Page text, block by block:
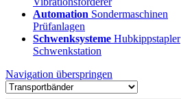
Automation Sondermaschinen
Prüfanlagen
Schwenksysteme Hubkippstapler
Schwenkstation
Navigation überspringen